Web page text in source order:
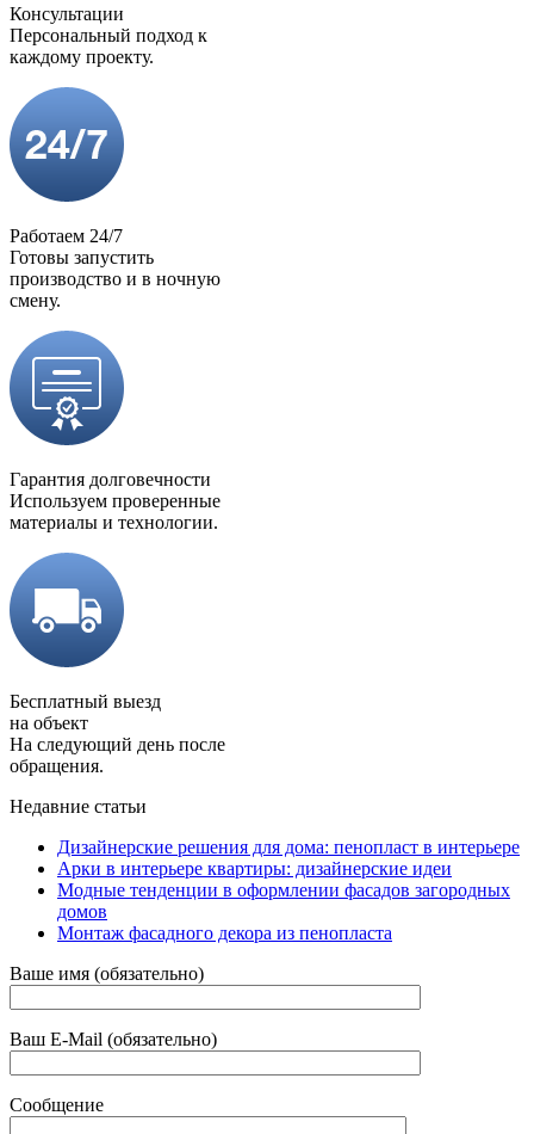
Консультации
Персональный подход к
каждому проекту.
Работаем 24/7
Готовы запустить
производство и в ночную
смену.
Гарантия долговечности
Используем проверенные
материалы и технологии.
Бесплатный выезд
на объект
На следующий день после
обращения.
Недавние статьи
Дизайнерские решения для дома: пенопласт в интерьере
Арки в интерьере квартиры: дизайнерские идеи
Модные тенденции в оформлении фасадов загородных
домов
Монтаж фасадного декора из пенопласта
Ваше имя (обязательно)
Ваш E-Mail (обязательно)
Сообщение